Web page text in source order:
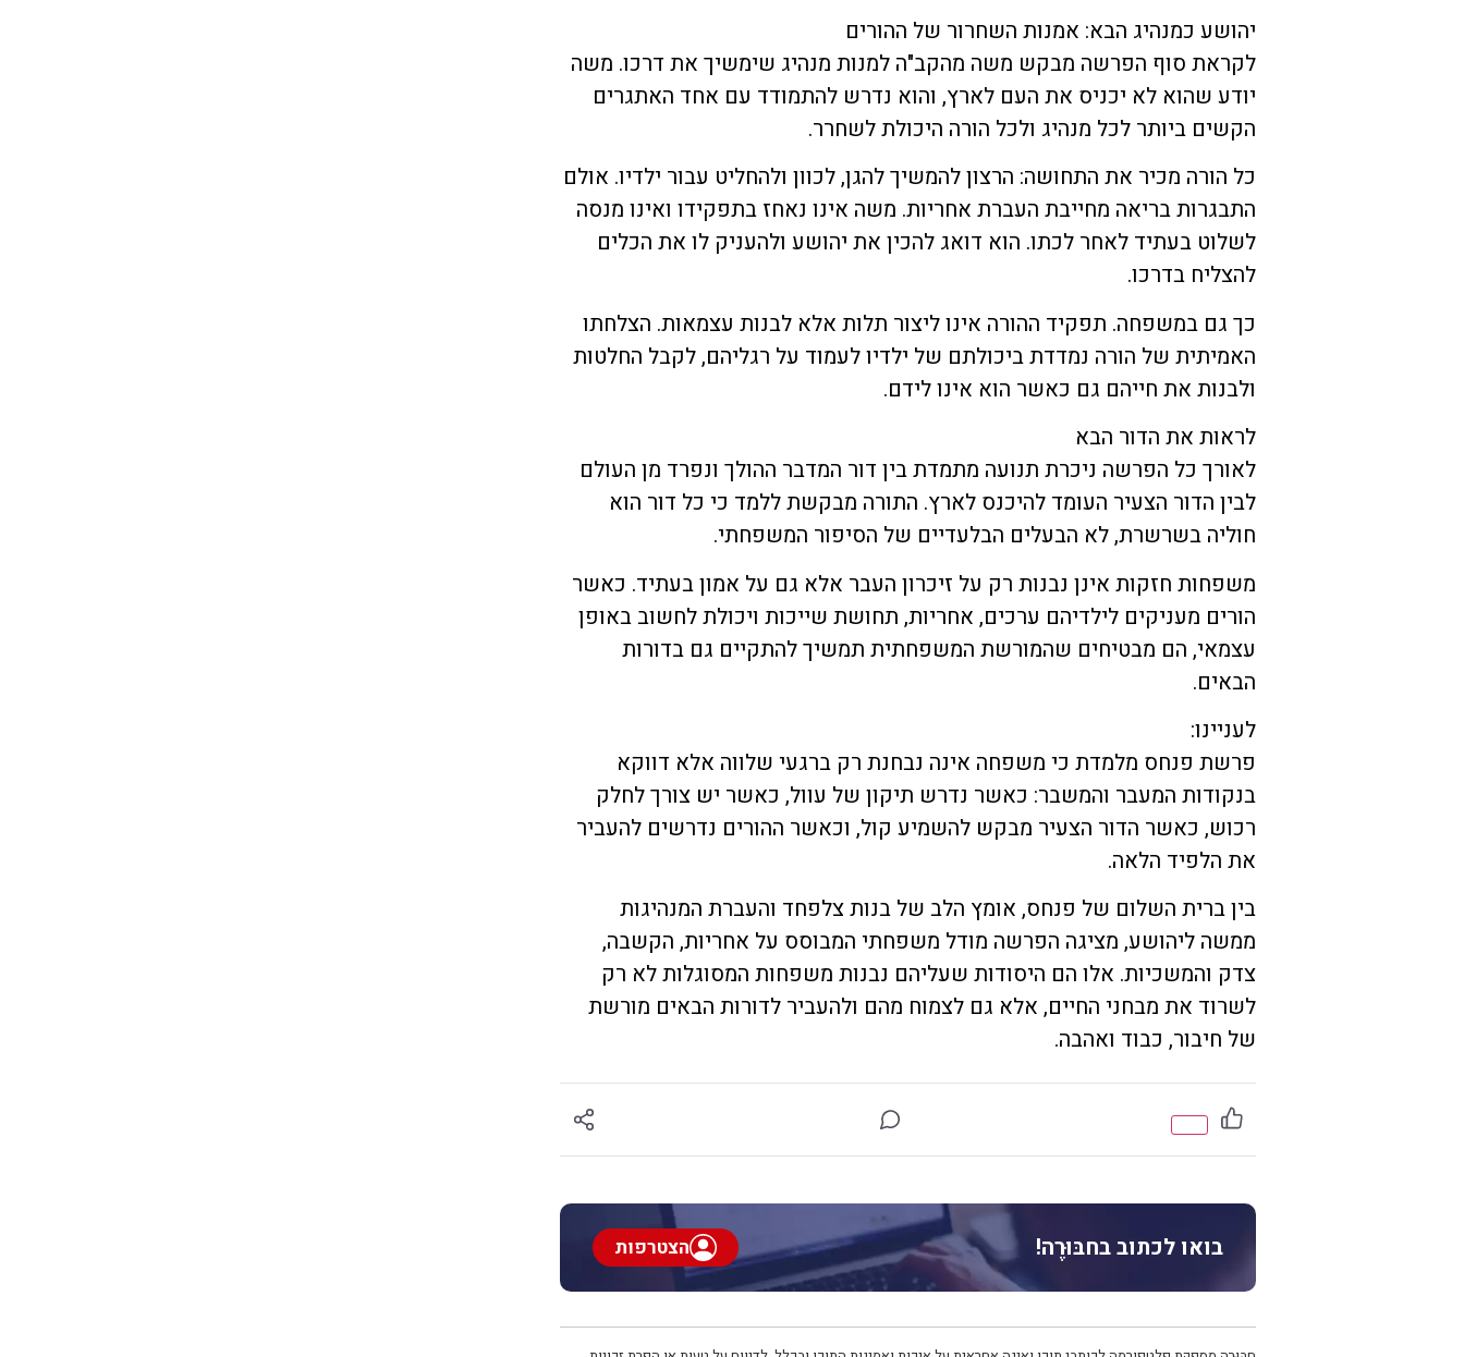
יהושע כמנהיג הבא: אמנות השחרור של ההורים
לקראת סוף הפרשה מבקש משה מהקב"ה למנות מנהיג שימשיך את דרכו. משה
יודע שהוא לא יכניס את העם לארץ, והוא נדרש להתמודד עם אחד האתגרים
הקשים ביותר לכל מנהיג ולכל הורה היכולת לשחרר.
כל הורה מכיר את התחושה: הרצון להמשיך להגן, לכוון ולהחליט עבור ילדיו. אולם
התבגרות בריאה מחייבת העברת אחריות. משה אינו נאחז בתפקידו ואינו מנסה
לשלוט בעתיד לאחר לכתו. הוא דואג להכין את יהושע ולהעניק לו את הכלים
להצליח בדרכו.
כך גם במשפחה. תפקיד ההורה אינו ליצור תלות אלא לבנות עצמאות. הצלחתו
האמיתית של הורה נמדדת ביכולתם של ילדיו לעמוד על רגליהם, לקבל החלטות
ולבנות את חייהם גם כאשר הוא אינו לידם.
לראות את הדור הבא
לאורך כל הפרשה ניכרת תנועה מתמדת בין דור המדבר ההולך ונפרד מן העולם
לבין הדור הצעיר העומד להיכנס לארץ. התורה מבקשת ללמד כי כל דור הוא
חוליה בשרשרת, לא הבעלים הבלעדיים של הסיפור המשפחתי.
משפחות חזקות אינן נבנות רק על זיכרון העבר אלא גם על אמון בעתיד. כאשר
הורים מעניקים לילדיהם ערכים, אחריות, תחושת שייכות ויכולת לחשוב באופן
עצמאי, הם מבטיחים שהמורשת המשפחתית תמשיך להתקיים גם בדורות
הבאים.
לעניינו:
פרשת פנחס מלמדת כי משפחה אינה נבחנת רק ברגעי שלווה אלא דווקא
בנקודות המעבר והמשבר: כאשר נדרש תיקון של עוול, כאשר יש צורך לחלק
רכוש, כאשר הדור הצעיר מבקש להשמיע קול, וכאשר ההורים נדרשים להעביר
את הלפיד הלאה.
בין ברית השלום של פנחס, אומץ הלב של בנות צלפחד והעברת המנהיגות
ממשה ליהושע, מציגה הפרשה מודל משפחתי המבוסס על אחריות, הקשבה,
צדק והמשכיות. אלו הם היסודות שעליהם נבנות משפחות המסוגלות לא רק
לשרוד את מבחני החיים, אלא גם לצמוח מהם ולהעביר לדורות הבאים מורשת
של חיבור, כבוד ואהבה.
בואו לכתוב בחבּוּרֶה! הצטרפות